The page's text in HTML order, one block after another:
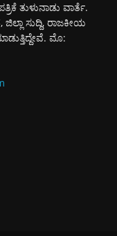
ತುಳುನಾಡು ವಾರ್ತೆ.
ಸುದ್ದಿ, ರಾಜಕೀಯ
ಮೊ: